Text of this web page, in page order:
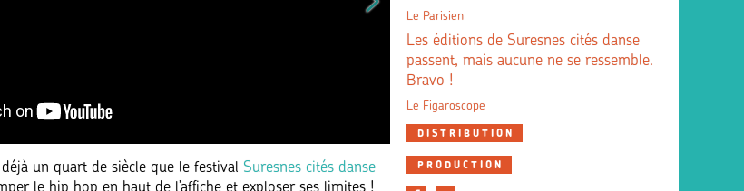
un quart de siècle que le festival Suresnes cités danse
le hip hop en haut de l’affiche et exploser ses limites !
Le Parisien
Les éditions de Suresnes cités danse
passent, mais aucune ne se ressemble.
Bravo !
Le Figaroscope
DISTRIBUTION
PRODUCTION